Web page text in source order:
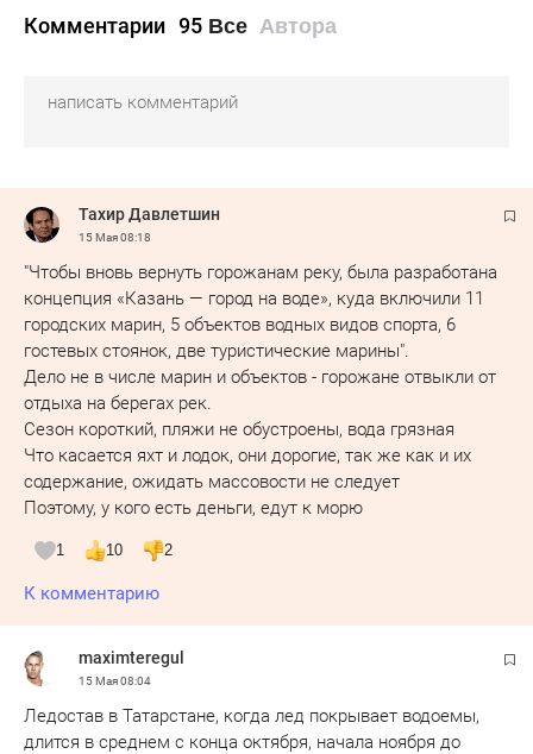
Комментарии 95 Все Автора
Тахир Давлетшин
15 Мая08:18
"Чтобы вновь вернуть горожанам реку, была разработана
концепция «Казань — город на воде», куда включили 11
городских марин, 5 объектов водных видов спорта, 6
гостевых стоянок, две туристические марины".
Дело не в числе марин и объектов - горожане отвыкли от
отдыха на берегах рек.
Сезон короткий, пляжи не обустроены, вода грязная
Что касается яхт и лодок, они дорогие, так же как и их
содержание, ожидать массовости не следует
Поэтому, у кого есть деньги, едут к морю
1 10 2
К комментарию
maximteregul
15 Мая08:04
Ледостав в Татарстане, когда лед покрывает водоемы,
длится в среднем с конца октября, начала ноября до